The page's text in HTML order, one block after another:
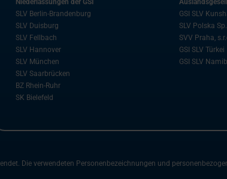
SLV Berlin-Brandenburg
SLV Duisburg
SLV Fellbach
SLV Hannover
SLV München
SLV Saarbrücken
BZ Rhein-Ruhr
SK Bielefeld
GSI SLV
SLV Polska
SVV Praha,
GSI SLV Türkei
GSI SLV
Die verwendeten Personenbezeichnungen und